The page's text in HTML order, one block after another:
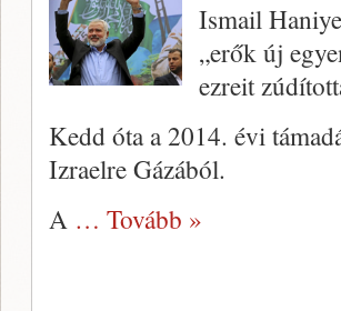
Ismail
„erők új
ezreit
Kedd óta a 2014. évi
Izraelre Gázából.
A … Tovább »